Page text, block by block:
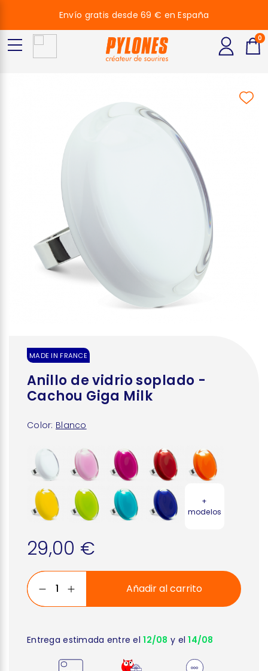
MADE IN FRANCE
Anillo de vidrio soplado -
Cachou Giga Milk
Color: Blanco
+
modelos
29,00 €
Añadir al carrito
Entrega estimada entre el12/08 y el14/08
Envío gratis desde 69 € en España
0